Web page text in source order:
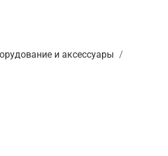
и аксессуары